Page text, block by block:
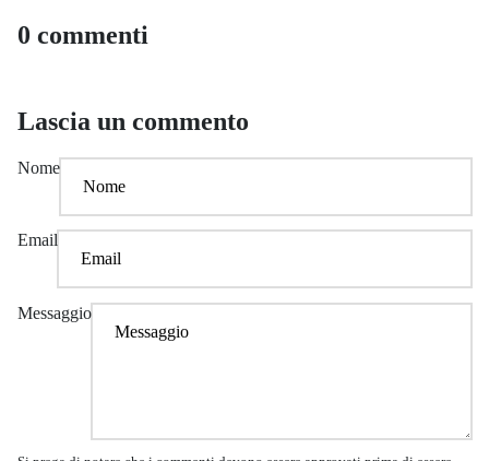
0 commenti
Lascia un commento
Nome
Email
Messaggio